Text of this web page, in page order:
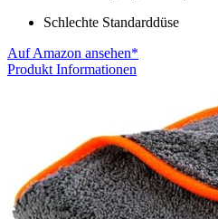
Schlechte Standarddüse
Auf Amazon ansehen*
Produkt Informationen